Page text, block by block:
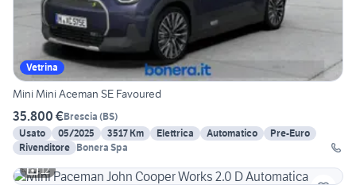
Vetrina
Mini Mini Aceman SE Favoured
35.800 €Brescia (BS)
Usato
05/2025 3517 Km Elettrica Automatico
Pre-Euro
Rivenditore Bonera Spa
12